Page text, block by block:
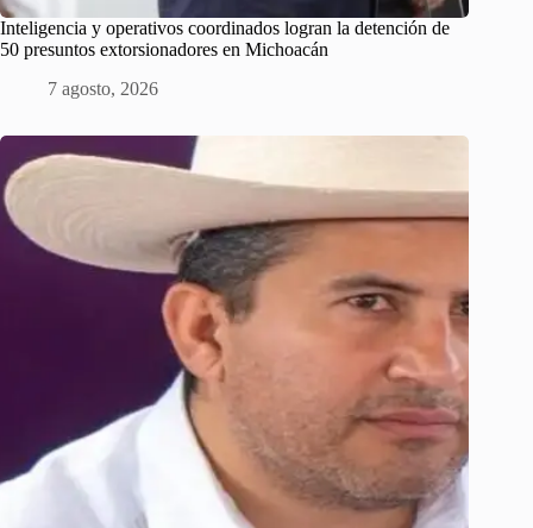
Inteligencia y operativos coordinados logran la detención de
50 presuntos extorsionadores en Michoacán
7 agosto, 2026